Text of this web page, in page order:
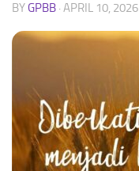
BYGPBB · APRIL 10, 2026